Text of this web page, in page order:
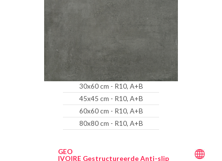
30x60 cm - R10, A+B
45x45 cm - R10, A+B
60x60 cm - R10, A+B
80x80 cm - R10, A+B
GEO
IVOIRE Gestructureerde Anti-slip